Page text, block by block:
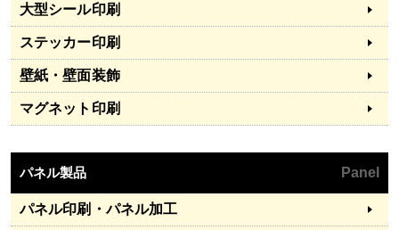
大型シール印刷
ステッカー印刷
壁紙・壁面装飾
マグネット印刷
パネル製品 Panel
パネル印刷・パネル加工